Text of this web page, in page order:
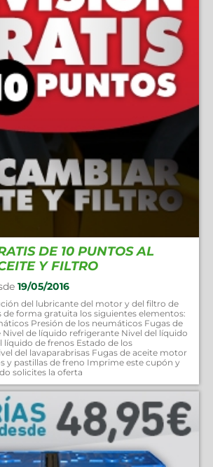
DE 10 PUNTOS AL
Y FILTRO
19/05/2016
del lubricante del motor y del filtro de
de forma gratuita los siguientes elementos:
Presión de los neumáticos Fugas de
de líquido refrigerante Nivel del líquido
líquido de frenos Estado de los
del lavaparabrisas Fugas de aceite motor
y pastillas de freno Imprime este cupón y
solicites la oferta